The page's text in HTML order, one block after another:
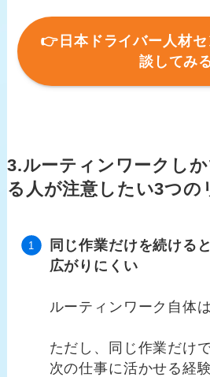
👉日本ドライバー人材
談してみ
3.ルーティンワークし
る人が注意したい3つの
同じ作業だけを続ける
広がりにくい
ルーティンワーク自体
ただし、同じ作業だけ
次の仕事に活かせる経